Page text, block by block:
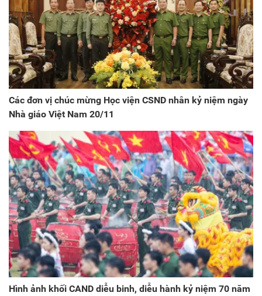
Các đơn vị chúc mừng Học viện CSND nhân kỷ niệm ngày
Nhà giáo Việt Nam 20/11
Hình ảnh khối CAND diễu binh, diễu hành kỷ niệm 70 năm